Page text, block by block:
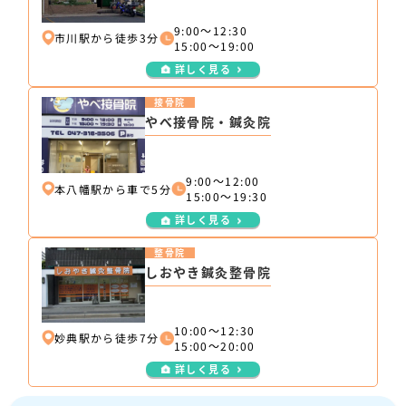
市川駅から徒歩3分
9:00～12:30
15:00～19:00
詳しく見る
やべ接骨院・鍼灸院
接骨院
本八幡駅から車で5分
9:00～12:00
15:00～19:30
詳しく見る
しおやき鍼灸整骨院
整骨院
妙典駅から徒歩7分
10:00～12:30
15:00～20:00
詳しく見る